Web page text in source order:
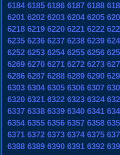
6184 6185 6186 6187 6188
6201 6202 6203 6204 6205
6218 6219 6220 6221 6222
6235 6236 6237 6238 6239
6252 6253 6254 6255 6256
6269 6270 6271 6272 6273
6286 6287 6288 6289 6290
6303 6304 6305 6306 6307
6320 6321 6322 6323 6324
6337 6338 6339 6340 6341
6354 6355 6356 6357 6358
6371 6372 6373 6374 6375
6388 6389 6390 6391 6392